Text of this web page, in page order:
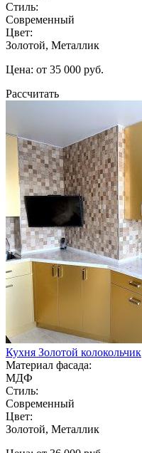
Стиль:
Современный
Цвет:
Золотой, Металлик
Цена: от 35 000 руб.
Рассчитать
Кухня Золотой колокольчик
Материал фасада:
МДФ
Стиль:
Современный
Цвет:
Золотой, Металлик